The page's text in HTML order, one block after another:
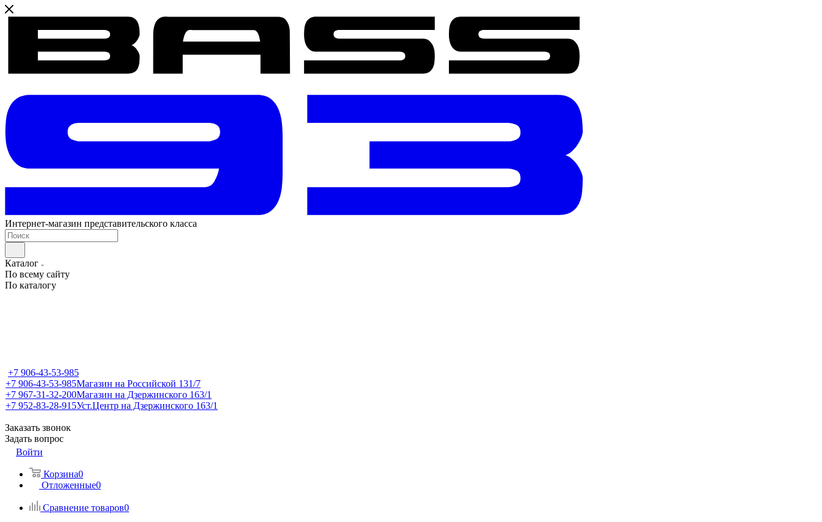
Интернет-магазин представительского класса
Каталог
По всему сайту
По каталогу
+7 906-43-53-985
+7 906-43-53-985Магазин на Российской 131/7
+7 967-31-32-200Магазин на Дзержинского 163/1
+7 952-83-28-915Уст.Центр на Дзержинского 163/1
Заказать звонок
Задать вопрос
Войти
Корзина0
Отложенные0
Сравнение товаров0